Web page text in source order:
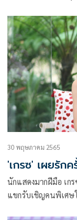
ว่าจะรับบทบาทไหนก็
กันอินในทุกเรื่อง แถ
บุพเพสันนิวาสของค
30 พฤษภาคม 2565
'เกรซ' เผยรักค
นักแสดงมากฝีมือ เก
แขกรับเชิญคนพิเศษในรายการ Club